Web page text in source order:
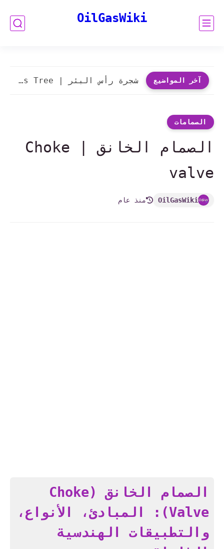
OilGasWiki
آخر المواضيع شجرة رأس البئر | X-Mas Tree
الصمامات
الصمام الخانق | Choke
valve
OilGasWiki منذ عام
الصمام الخانق (Choke
Valve): المبادئ، الأنواع،
والتطبيقات الهندسية